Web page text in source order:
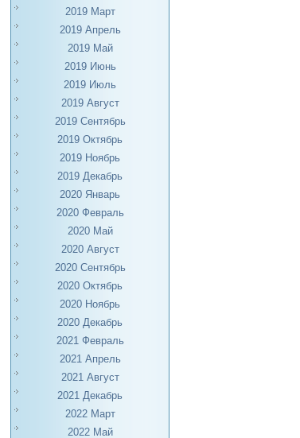
2019 Март
2019 Апрель
2019 Май
2019 Июнь
2019 Июль
2019 Август
2019 Сентябрь
2019 Октябрь
2019 Ноябрь
2019 Декабрь
2020 Январь
2020 Февраль
2020 Май
2020 Август
2020 Сентябрь
2020 Октябрь
2020 Ноябрь
2020 Декабрь
2021 Февраль
2021 Апрель
2021 Август
2021 Декабрь
2022 Март
2022 Май